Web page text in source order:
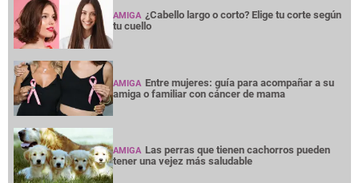
AMIGA ¿Cabello largo o corto? Elige tu corte según
tu cuello
AMIGA Entre mujeres: guía para acompañar a su
amiga o familiar con cáncer de mama
AMIGA Las perras que tienen cachorros pueden
tener una vejez más saludable